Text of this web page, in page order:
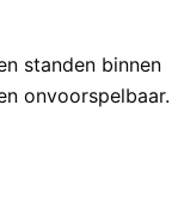
standen binnen
onvoorspelbaar.